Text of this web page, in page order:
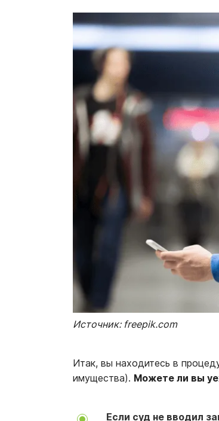
Источник: freepik.com
Итак, вы находитесь в
имущества). Можете ли вы
Если суд не вводил